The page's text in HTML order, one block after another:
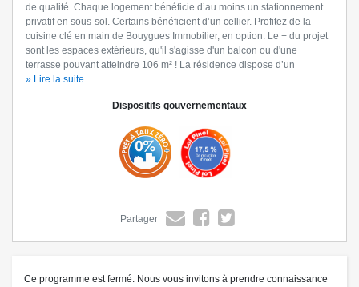
de qualité. Chaque logement bénéficie d’au moins un stationnement
privatif en sous-sol. Certains bénéficient d’un cellier. Profitez de la
cuisine clé en main de Bouygues Immobilier, en option. Le + du projet
sont les espaces extérieurs, qu'il s'agisse d'un balcon ou d'une
terrasse pouvant atteindre 106 m² ! La résidence dispose d’un
emplacement optimal : supérette, pharmacie, services et restauration
Domaine » desservant le cœur de ville en 15 minutes. Le Parc du
voiture, le pôle commercial de Chantepie. Contactez-nous dès à
(Être rappelé(e))pour découvrir notre résidence et
rencontrez nos équipes.
» Lire la suite
Dispositifs gouvernementaux
Partager
Ce programme est fermé. Nous vous invitons à prendre connaissance